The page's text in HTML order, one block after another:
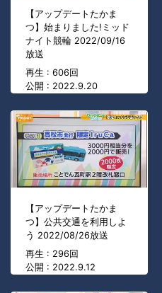
【アップデートたかま
つ】始まりました!ミッド
ナイト競輪 2022/09/16
放送
再生 : 606回
公開 : 2022.9.20
【アップデートたかま
つ】公共交通を利用しよ
う 2022/08/26放送
再生 : 296回
公開 : 2022.9.12